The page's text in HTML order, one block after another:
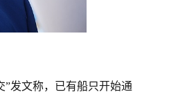
”发文称，已有船只开始通